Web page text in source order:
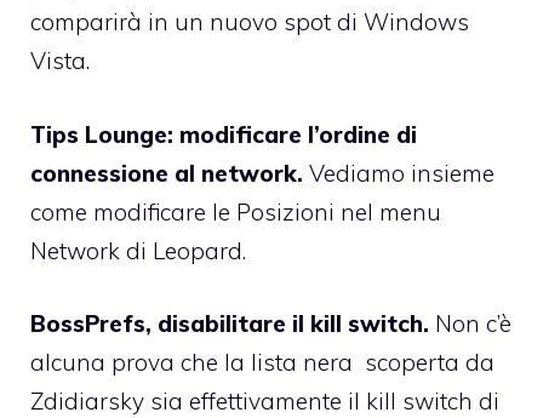
comparirà in un nuovo spot di Windows
Vista.
Tips Lounge: modificare l’ordine di
connessione al network. Vediamo insieme
come modificare le Posizioni nel menu
Network di Leopard.
BossPrefs, disabilitare il kill switch. Non c’è
alcuna prova che la lista nera scoperta da
Zdidiarsky sia effettivamente il kill switch di